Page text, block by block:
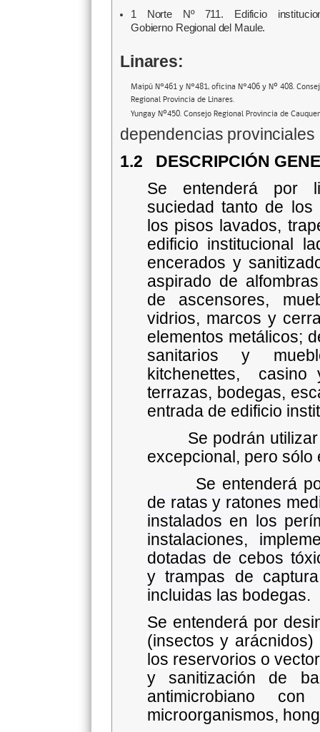
1 Norte Nº 711. Edificio
Gobierno Regional del Maule.
Linares:
Maipú N°461 y N°481, oficina N°406 y Nº 408.
Regional Provincia de Linares.
Yungay Nº450. Consejo Regional Provincia de
dependencias
1.2 DESCRIPCIÓN
Se entenderá por
suciedad tanto de
los pisos lavados,
edificio institucional
encerados y
aspirado de
de ascensores,
vidrios, marcos y
elementos metálicos;
sanitarios y
kitchenettes,
terrazas, bodegas,
entrada de edificio
Se podrán utilizar
excepcional, pero sólo
Se entenderá por
de ratas y ratones
instalados en los
instalaciones,
dotadas de cebos
y trampas
de
incluidas las bodegas.
Se entenderá por
(insectos y
los reservorios o
y sanitización de
antimicrobiano
microorganismos,